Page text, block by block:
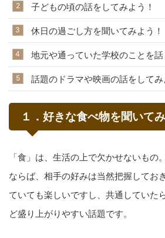
子どもの頃の話をしてみよう！
休日の過ごし方を聞いてみよう！
地元や通っていた学校のことを話
話題のドラマや映画の話をしてみ
１．好きな食べ物を聞いて
「食」は、生活の上で欠かせないもの
ならば、相手の好みは当然把握してお
ていても楽しいですし、共通していた
ど盛り上がりやすい話題です。